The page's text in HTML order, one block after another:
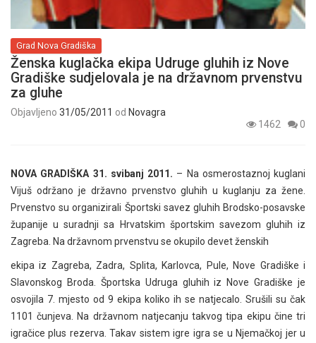
Grad Nova Gradiška
Ženska kuglačka ekipa Udruge gluhih iz Nove
Gradiške sudjelovala je na državnom prvenstvu
za gluhe
Objavljeno 31/05/2011 od Novagra
1462
0
NOVA GRADIŠKA 31. svibanj 2011. – Na osmerostaznoj kuglani
Vijuš održano je državno prvenstvo gluhih u kuglanju za žene.
Prvenstvo su organizirali Športski savez gluhih Brodsko-posavske
županije u suradnji sa Hrvatskim športskim savezom gluhih iz
Zagreba. Na državnom prvenstvu se okupilo devet ženskih
ekipa iz Zagreba, Zadra, Splita, Karlovca, Pule, Nove Gradiške i
Slavonskog Broda. Športska Udruga gluhih iz Nove Gradiške je
osvojila 7. mjesto od 9 ekipa koliko ih se natjecalo. Srušili su čak
1101 čunjeva. Na državnom natjecanju takvog tipa ekipu čine tri
igračice plus rezerva. Takav sistem igre igra se u Njemačkoj jer u